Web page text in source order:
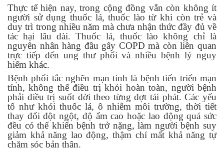
Thực tế hiện nay, trong cộng đồng vẫn còn không ít
người sử dụng thuốc lá, thuốc lào từ khi còn trẻ và
duy trì trong nhiều năm màchưa nhận thức đầy đủ về
tác hại lâu dài. Thuốc lá, thuốc lào không chỉ là
nguyên nhân hàng đầu gây COPD mà còn liên quan
trực tiếp đến ung thư phổi và nhiều bệnh lý nguy
hiểm khác.
Bệnh phổi tắc nghẽn mạn tính là bệnhtiến triển mạn
tính, không thể điều trị khỏi hoàn toàn, người bệnh
phải điều trị suốt đời theo từng đợt tái phát. Các yếu
tố như khói thuốc lá, ô nhiễm môi trường, thời tiết
thay đổi đột ngột, độ ẩm cao hoặc lao động quá sức
đều có thể khiến bệnh trở nặng, làm người bệnh suy
giảm khả năng lao động, thậm chí mất khả năng tự
chăm sóc bản thân.